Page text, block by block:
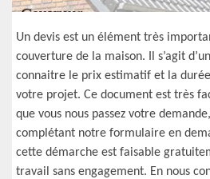
Un devis est un élément très
couverture de la maison. Il s’agit
connaitre le prix estimatif et la
votre projet. Ce document est très
que vous nous passez votre
complétant notre formulaire en
cette démarche est faisable
travail sans engagement. En nous